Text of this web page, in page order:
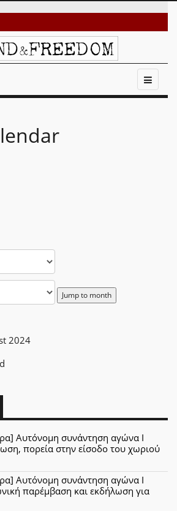
Jump to month
2024
Αυτόνομη συνάντηση αγώνα Ι
πορεία στην είσοδο του χωριού
Αυτόνομη συνάντηση αγώνα Ι
παρέμβαση και εκδήλωση για